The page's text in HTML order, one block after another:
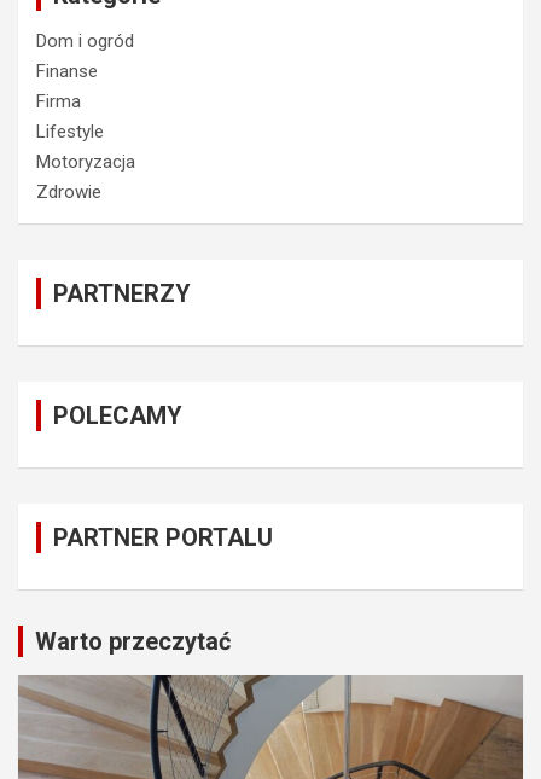
Dom i ogród
Finanse
Firma
Lifestyle
Motoryzacja
Zdrowie
PARTNERZY
POLECAMY
PARTNER PORTALU
Warto przeczytać